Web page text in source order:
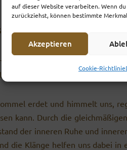
auf dieser Website verarbeiten. Wenn
zurückziehst, können bestimmte
Akzeptieren
Cookie-Richtlinie
– Lass dich
innere Ruhe,
und das Festgefahrene
erdet und himmelt uns,
kann. Durch die
der inneren Ruhe und
die Klänge helfen uns dabei